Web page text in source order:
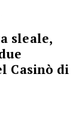
sleale,
Casinò di